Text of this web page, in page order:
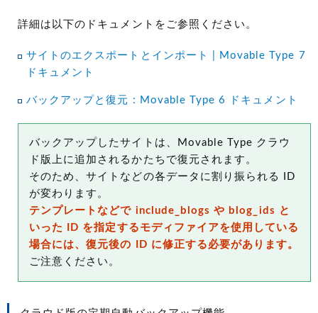
詳細は以下のドキュメントをご参照ください。
サイトのエクスポートとインポート | Movable Type 7
ドキュメント
バックアップと復元 : Movable Type 6 ドキュメント
バックアップしたサイトは、Movable Type クラウ
ド版上に追加されるかたちで復元されます。
そのため、サイトなどの各データに割り振られる ID
が変わります。
テンプレートなどで include_blogs や blog_ids と
いった ID を指定するモディファイアを使用している
場合には、復元後の ID に修正する必要があります。
ご注意ください。